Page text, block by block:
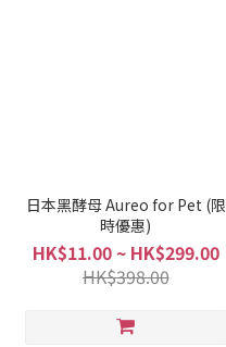
日本黑酵母 Aureo for Pet (限
時優惠)
HK$11.00 ~ HK$299.00
HK$398.00